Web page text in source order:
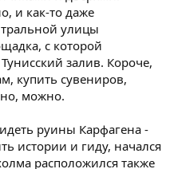
и как-то даже
улицы
с которой
залив. Короче,
купить сувениров,
можно.
руины Карфагена -
истории и гиду, начался
расположился также